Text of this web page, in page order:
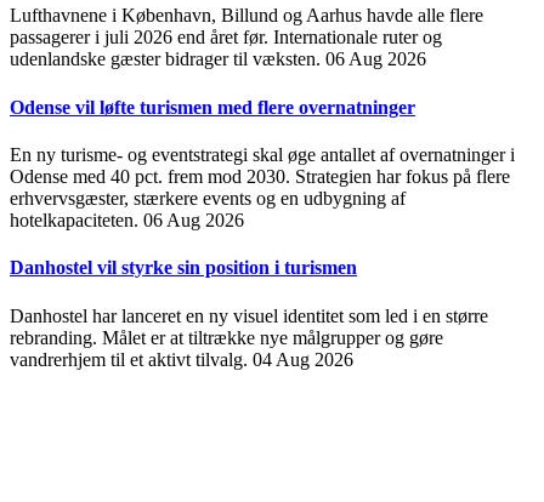
Lufthavnene i København, Billund og Aarhus havde alle flere
passagerer i juli 2026 end året før. Internationale ruter og
udenlandske gæster bidrager til væksten. 06 Aug 2026
Odense vil løfte turismen med flere overnatninger
En ny turisme- og eventstrategi skal øge antallet af overnatninger i
Odense med 40 pct. frem mod 2030. Strategien har fokus på flere
erhvervsgæster, stærkere events og en udbygning af
hotelkapaciteten. 06 Aug 2026
Danhostel vil styrke sin position i turismen
Danhostel har lanceret en ny visuel identitet som led i en større
rebranding. Målet er at tiltrække nye målgrupper og gøre
vandrerhjem til et aktivt tilvalg. 04 Aug 2026